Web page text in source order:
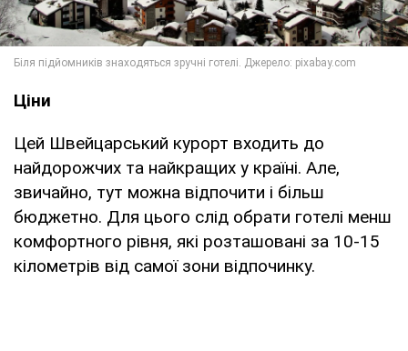
Ціни
Цей Швейцарський курорт входить до
найдорожчих та найкращих у країні. Але,
звичайно, тут можна відпочити і більш
бюджетно. Для цього слід обрати готелі менш
комфортного рівня, які розташовані за 10-15
кілометрів від самої зони відпочинку.